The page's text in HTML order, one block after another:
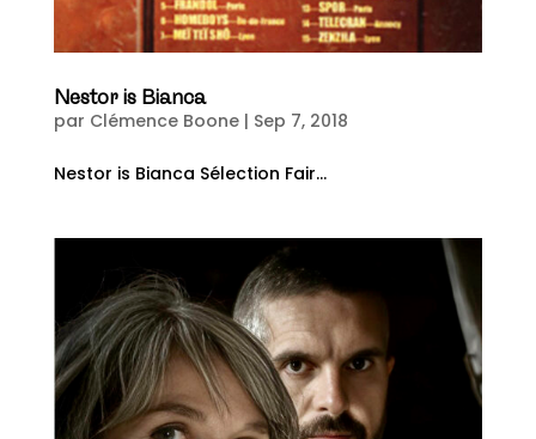
Nestor is Bianca
par Clémence Boone| Sep 7, 2018
Nestor is Bianca Sélection Fair...